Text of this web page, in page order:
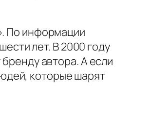
По информации
лет. В 2000 году
автора. А если
которые шарят